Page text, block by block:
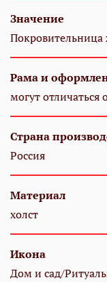
Значение
Рама и
могут отличаться
Страна
Россия
Материал
холст
Икона
Дом и сад/